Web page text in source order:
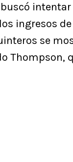
buscó
ingresos
se
Thompson,